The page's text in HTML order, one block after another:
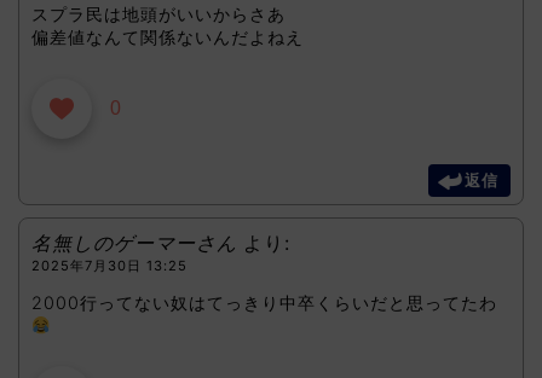
スプラ民は地頭がいいからさあ
偏差値なんて関係ないんだよねえ
0
返信
名無しのゲーマーさん より:
2025年7月30日 13:25
2000行ってない奴はてっきり中卒くらいだと思ってたわ